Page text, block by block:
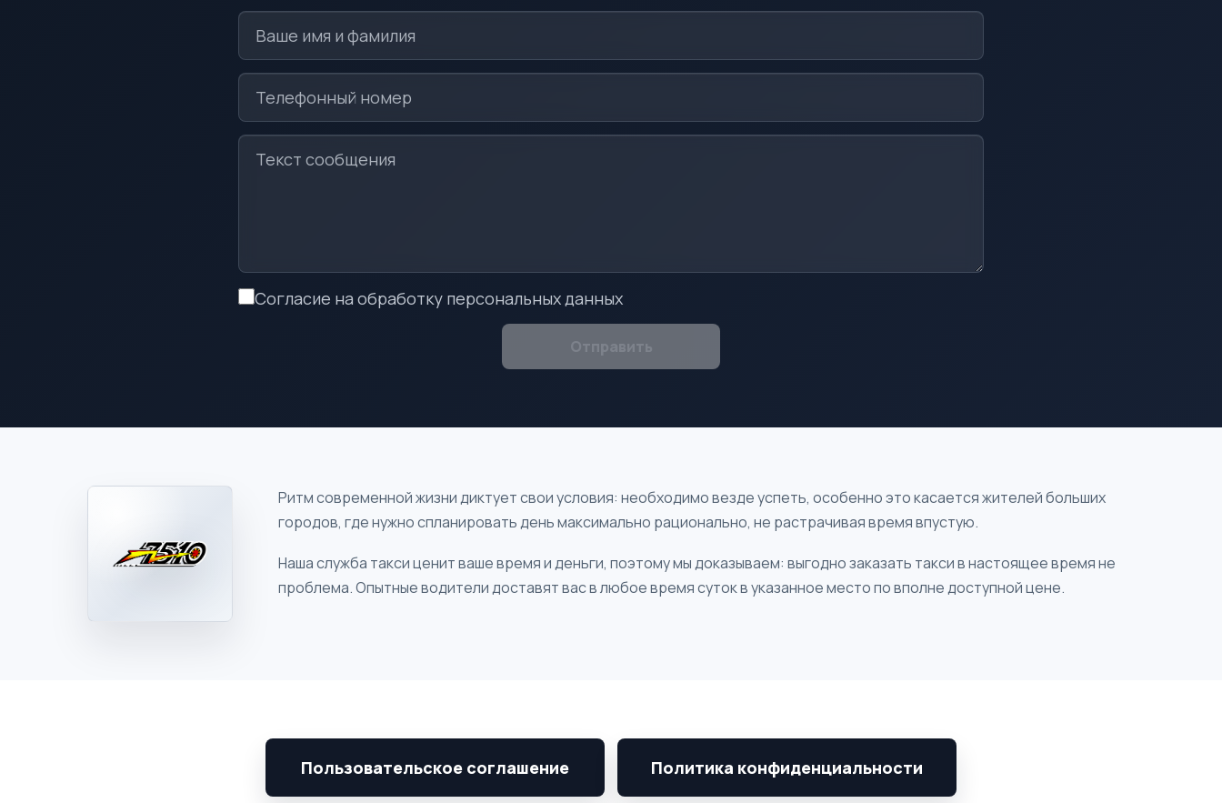
Согласие на обработку персональных данных
Ритм современной жизни диктует свои условия: необходимо везде успеть, особенно это касается жителей больших
городов, где нужно спланировать день максимально рационально, не растрачивая время впустую.
Наша служба такси ценит ваше время и деньги, поэтому мы доказываем: выгодно заказать такси в настоящее время не
проблема. Опытные водители доставят вас в любое время суток в указанное место по вполне доступной цене.
Пользовательское соглашение Политика конфиденциальности